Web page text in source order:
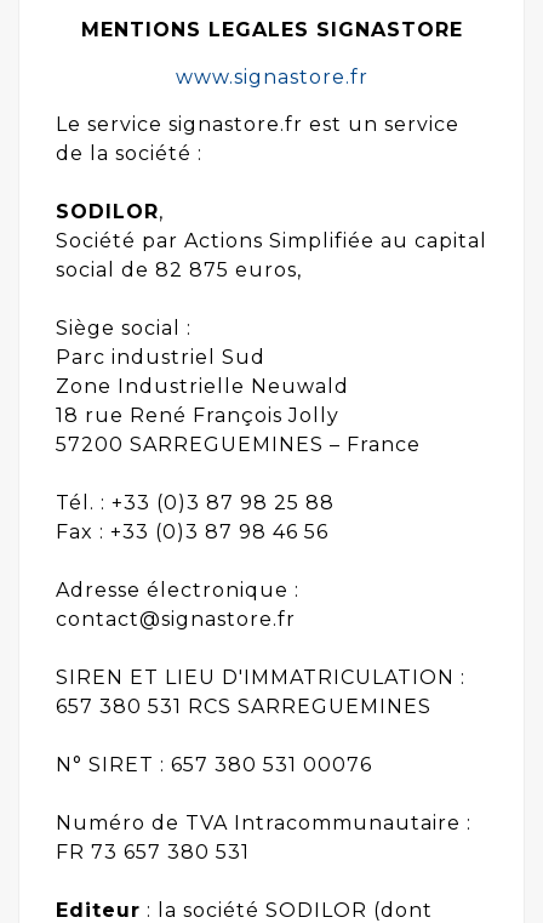
MENTIONS LEGALES SIGNASTORE
www.signastore.fr
Le service signastore.fr est un service
de la société :
SODILOR,
Société par Actions Simplifiée au capital
social de 82 875 euros,
Siège social :
Parc industriel Sud
Zone Industrielle Neuwald
18 rue René François Jolly
57200 SARREGUEMINES – France
Tél. : +33 (0)3 87 98 25 88
Fax : +33 (0)3 87 98 46 56
Adresse électronique :
contact@signastore.fr
SIREN ET LIEU D'IMMATRICULATION :
657 380 531 RCS SARREGUEMINES
N° SIRET : 657 380 531 00076
Numéro de TVA Intracommunautaire :
FR 73 657 380 531
Editeur : la société SODILOR (dont